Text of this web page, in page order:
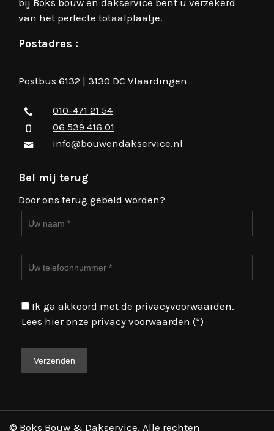
van het perfecte totaalplaatje.
Postadres :
Postbus 6132 | 3130 DC Vlaardingen
010-471 21 54
06 539 416 01
info@bouwendakservice.nl
Bel mij terug
Door ons terug gebeld worden?
Ik ga akkoord met de privacyvoorwaarden.
Lees hier onze privacy voorwaarden (*)
© Boks Bouw & Dakservice. Alle rechten